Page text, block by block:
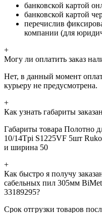
банковской картой
банковской картой
перечислив
компании (для
+
Могу ли оплатить заказ
Нет, в данный момент
курьеру не предусмотрена.
+
Как узнать габариты
Габариты товара Полотно
10/14Tpi S1225VF 5шт
и ширина 50
+
Как быстро я получу
сабельных пил 305мм
33189295?
Срок отгрузки товаров